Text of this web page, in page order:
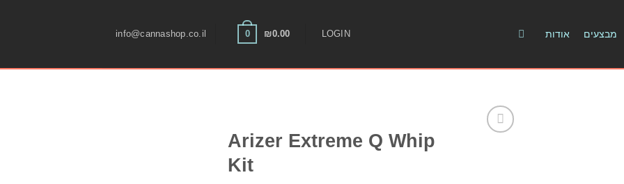
מבצעים אודות LOGIN
₪0.00
0
info@cannashop.co.il
Arizer Extreme Q Whip
Kit